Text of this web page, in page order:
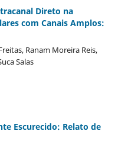
Direto na
com Canais Amplos:
Ranam Moreira Reis,
Salas
Escurecido: Relato de